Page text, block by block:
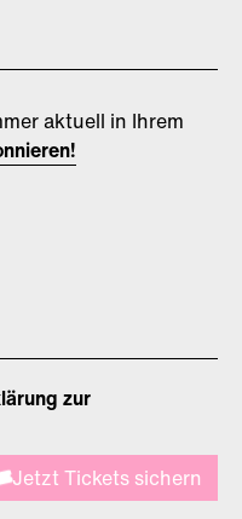
aktuell in Ihrem
zur
Jetzt Tickets sichern